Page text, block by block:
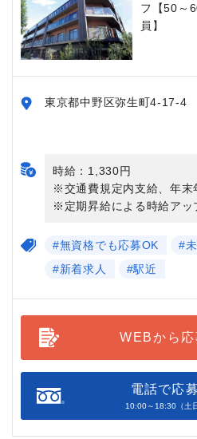
フ【50～
員】
東京都中野区弥生町4-17-4
時給：1,330円
※交通費規定内支給、年末
※定期昇給による時給アッ
#無資格でも応募OK
#
#新着求人
#駅近
WEBから応
電話で応
10:00～18:30（土